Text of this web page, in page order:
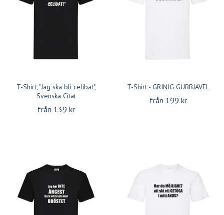
T-Shirt, "Jag ska bli celibat",
Svenska Citat
från 139 kr
T-Shirt - GRINIG GUBBJÄVEL
från 199 kr